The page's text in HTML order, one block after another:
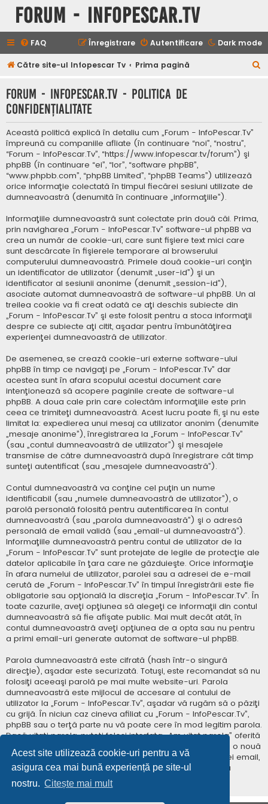
Acest site utilizează cookie-uri pentru a vă
asigura cea mai bună experiență pe site-ul
nostru. Citește mai mult
Forum - InfoPescar.Tv
Dark mode
FAQ Autentificare
Înregistrare
Către site-ul Infopescar Tv Prima pagină
Forum - InfoPescar.Tv - Politica de
confidenţialitate
Această politică explică în detaliu cum „Forum - InfoPescar.Tv”
împreună cu companiile afliate (în continuare “noi”, “nostru”,
“Forum - InfoPescar.Tv”, “https://www.infopescar.tv/forum”) şi
phpBB (în continuare “ei”, “lor”, “software phpBB”,
“www.phpbb.com”, “phpBB Limited”, “phpBB Teams”) utilizează
orice informaţie colectată în timpul fiecărei sesiuni utilizate de
dumneavoastră (denumită în continuare „informaţiile”).
Informaţiile dumneavoastră sunt colectate prin două căi. Prima,
prin navigharea „Forum - InfoPescar.Tv” software-ul phpBB va
crea un număr de cookie-uri, care sunt fişiere text mici care
sunt descărcate în fişierele temporare al browserului
computerului dumneavoastră. Primele două cookie-uri conţin
un identificator de utilizator (denumit „user-id”) şi un
identificator al sesiunii anonime (denumit „session-id”),
asociate automat dumneavoastră de software-ul phpBB. Un al
treilea cookie va fi creat odată ce aţi deschis subiecte din
„Forum - InfoPescar.Tv” şi este folosit pentru a stoca informaţii
despre ce subiecte aţi citit, aşadar pentru îmbunătăţirea
experienţei dumneavoastră de utilizator.
De asemenea, se crează cookie-uri externe software-ului
phpBB în timp ce navigaţi pe „Forum - InfoPescar.Tv” dar
acestea sunt în afara scopului acestui document care
intenţionează să acopere paginile create de software-ul
phpBB. A doua cale prin care colectăm informaţiile este prin
ceea ce trimiteţi dumneavoastră. Acest lucru poate fi, şi nu este
limitat la: expedierea unui mesaj ca utilizator anonim (denumite
„mesaje anonime”), înregistrarea la „Forum - InfoPescar.Tv”
(sau „contul dumneavoastră de utilizator”) şi mesajele
transmise de către dumneavoastră după înregistrare cât timp
sunteţi autentificat (sau „mesajele dumneavoastră”).
Contul dumneavoastră va conţine cel puţin un nume
identificabil (sau „numele dumneavoastră de utilizator”), o
parolă personală folosită pentru autentificarea în contul
dumneavoastră (sau „parola dumneavoastră”) şi o adresă
personală de email validă (sau „email-ul dumneavoastră”).
Informaţiile dumneavoastră pentru contul de utilizator de la
„Forum - InfoPescar.Tv” sunt protejate de legile de protecţie ale
datelor aplicabile în ţara care ne găzduieşte. Orice informaţie
în afara numelui de utilizator, parolei sau a adresei de e-mail
cerută de „Forum - InfoPescar.Tv” în timpul înregistrării este fie
obligatorie sau opţională la discreţia „Forum - InfoPescar.Tv”. În
toate cazurile, aveţi opţiunea să alegeţi ce informaţii din contul
dumneavoastră să fie afişate public. Mai mult decât atât, în
contul dumneavoastră aveţi opţiunea de a opta sau nu pentru
a primi email-uri generate automat de software-ul phpBB.
Parola dumneavoastră este cifrată (hash într-o singură
direcţie), aşadar este securizată. Totuşi, este recomandat să nu
folosiţi aceeaşi parolă pe mai multe website-uri. Parola
dumneavoastră este mijlocul de accesare al contului de
utilizator la „Forum - InfoPescar.Tv”, aşadar vă rugăm să o păziţi
cu grijă. În niciun caz cineva afiliat cu „Forum - InfoPescar.Tv”,
phpBB sau o terţă parte nu vă poate cere în mod legitim parola.
Dacă uitaţi parola, puteţi folosi interfaţa „Am uitat parola” oferită
de software-ul phpBB. Această procedură vă va genera o nouă
parolă prin transmiterea numelui de utilizator şi a adresei email,
apoi software-ul phpBB va genera o nouă parolă pentru
accesarea contului dumneavoastră.